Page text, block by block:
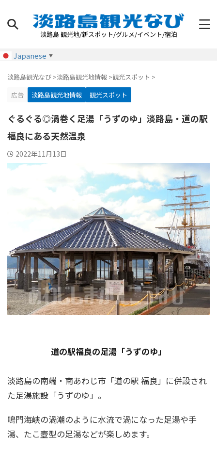
淡路島 観光地/新スポット/グルメ/イベント/宿泊
Japanese ▼
淡路島観光なび >淡路島観光地情報 >観光スポット >
広告
淡路島観光地情報 観光スポット
ぐるぐる◎渦巻く足湯「うずのゆ」淡路島・道の駅
福良にある天然温泉
2022年11月13日
道の駅福良の足湯「うずのゆ」
淡路島の南端・南あわじ市「道の駅 福良」に併設され
た足湯施設「うずのゆ」。
鳴門海峡の渦潮のように水流で渦になった足湯や手
湯、たこ壺型の足湯などが楽しめます。